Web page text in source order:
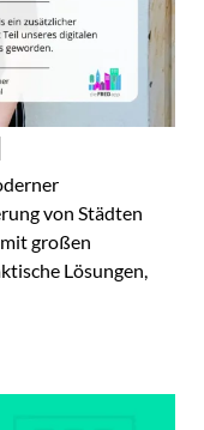
von Städten
großen
Lösungen,